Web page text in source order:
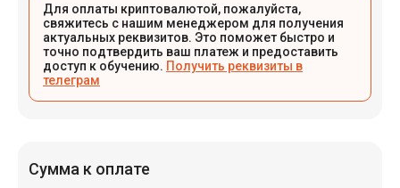
Для оплаты криптовалютой, пожалуйста,
свяжитесь с нашим менеджером для получения
актуальных реквизитов. Это поможет быстро и
точно подтвердить ваш платеж и предоставить
доступ к обучению. Получить реквизиты в
телеграм
Сумма к оплате